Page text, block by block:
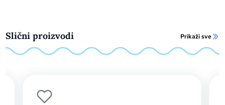
Slični proizvodi Prikaži sve